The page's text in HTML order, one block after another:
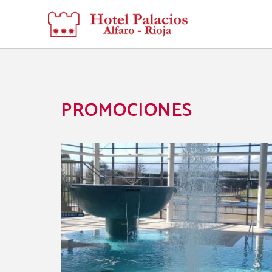
Promociones del Hotel Palacios Rioja en Alfaro. Web Oficial.
PROMOCIONES